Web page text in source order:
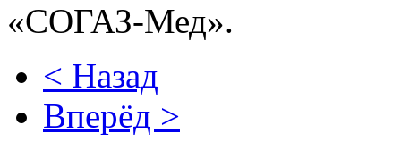
«СОГАЗ-Мед».
< Назад
Вперёд >